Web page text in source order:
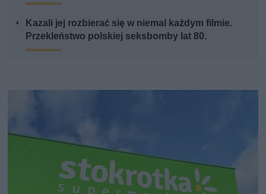
Kazali jej rozbierać się w niemal każdym filmie.
Przekleństwo polskiej seksbomby lat 80.